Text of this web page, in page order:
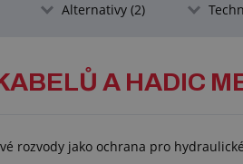
Alternativy (2)
A HADIC
rozvody jako ochrana pro